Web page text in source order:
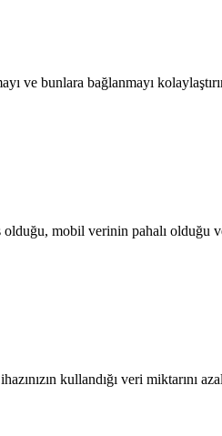
ve bunlara bağlanmayı
mobil verinin pahalı
kullandığı veri miktarını